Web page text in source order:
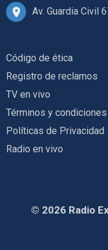
Av. Guardia Civil
Código de ética
Registro de reclamos
TV en vivo
Términos y condiciones
Políticas de Privacidad
Radio en vivo
© 2026 Radio